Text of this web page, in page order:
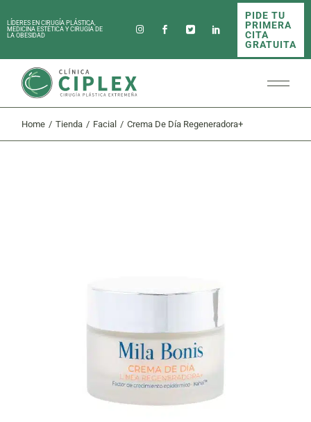
to
theLÍDERES EN CIRUGÍA PLÁSTICA,
MEDICINA ESTÉTICA Y CIRUGÍA DE
LA OBESIDAD
PIDE TU
PRIMERA
CITA
GRATUITA
Home Tienda Facial Crema De Día Regeneradora+